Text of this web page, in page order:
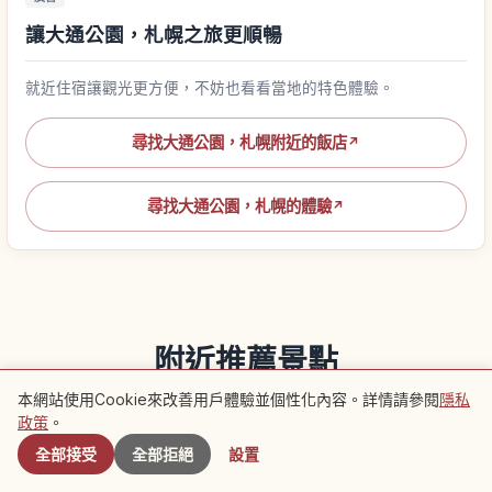
讓大通公園，札幌之旅更順暢
就近住宿讓觀光更方便，不妨也看看當地的特色體驗。
尋找大通公園，札幌附近的飯店↗
尋找大通公園，札幌的體驗↗
附近推薦景點
查看該地區的推薦文章
旅行
附近景點
本網站使用Cookie來改善用戶體驗並個性化內容。詳情請參閱隱私
政策 。
全部接受
全部拒絕 設置